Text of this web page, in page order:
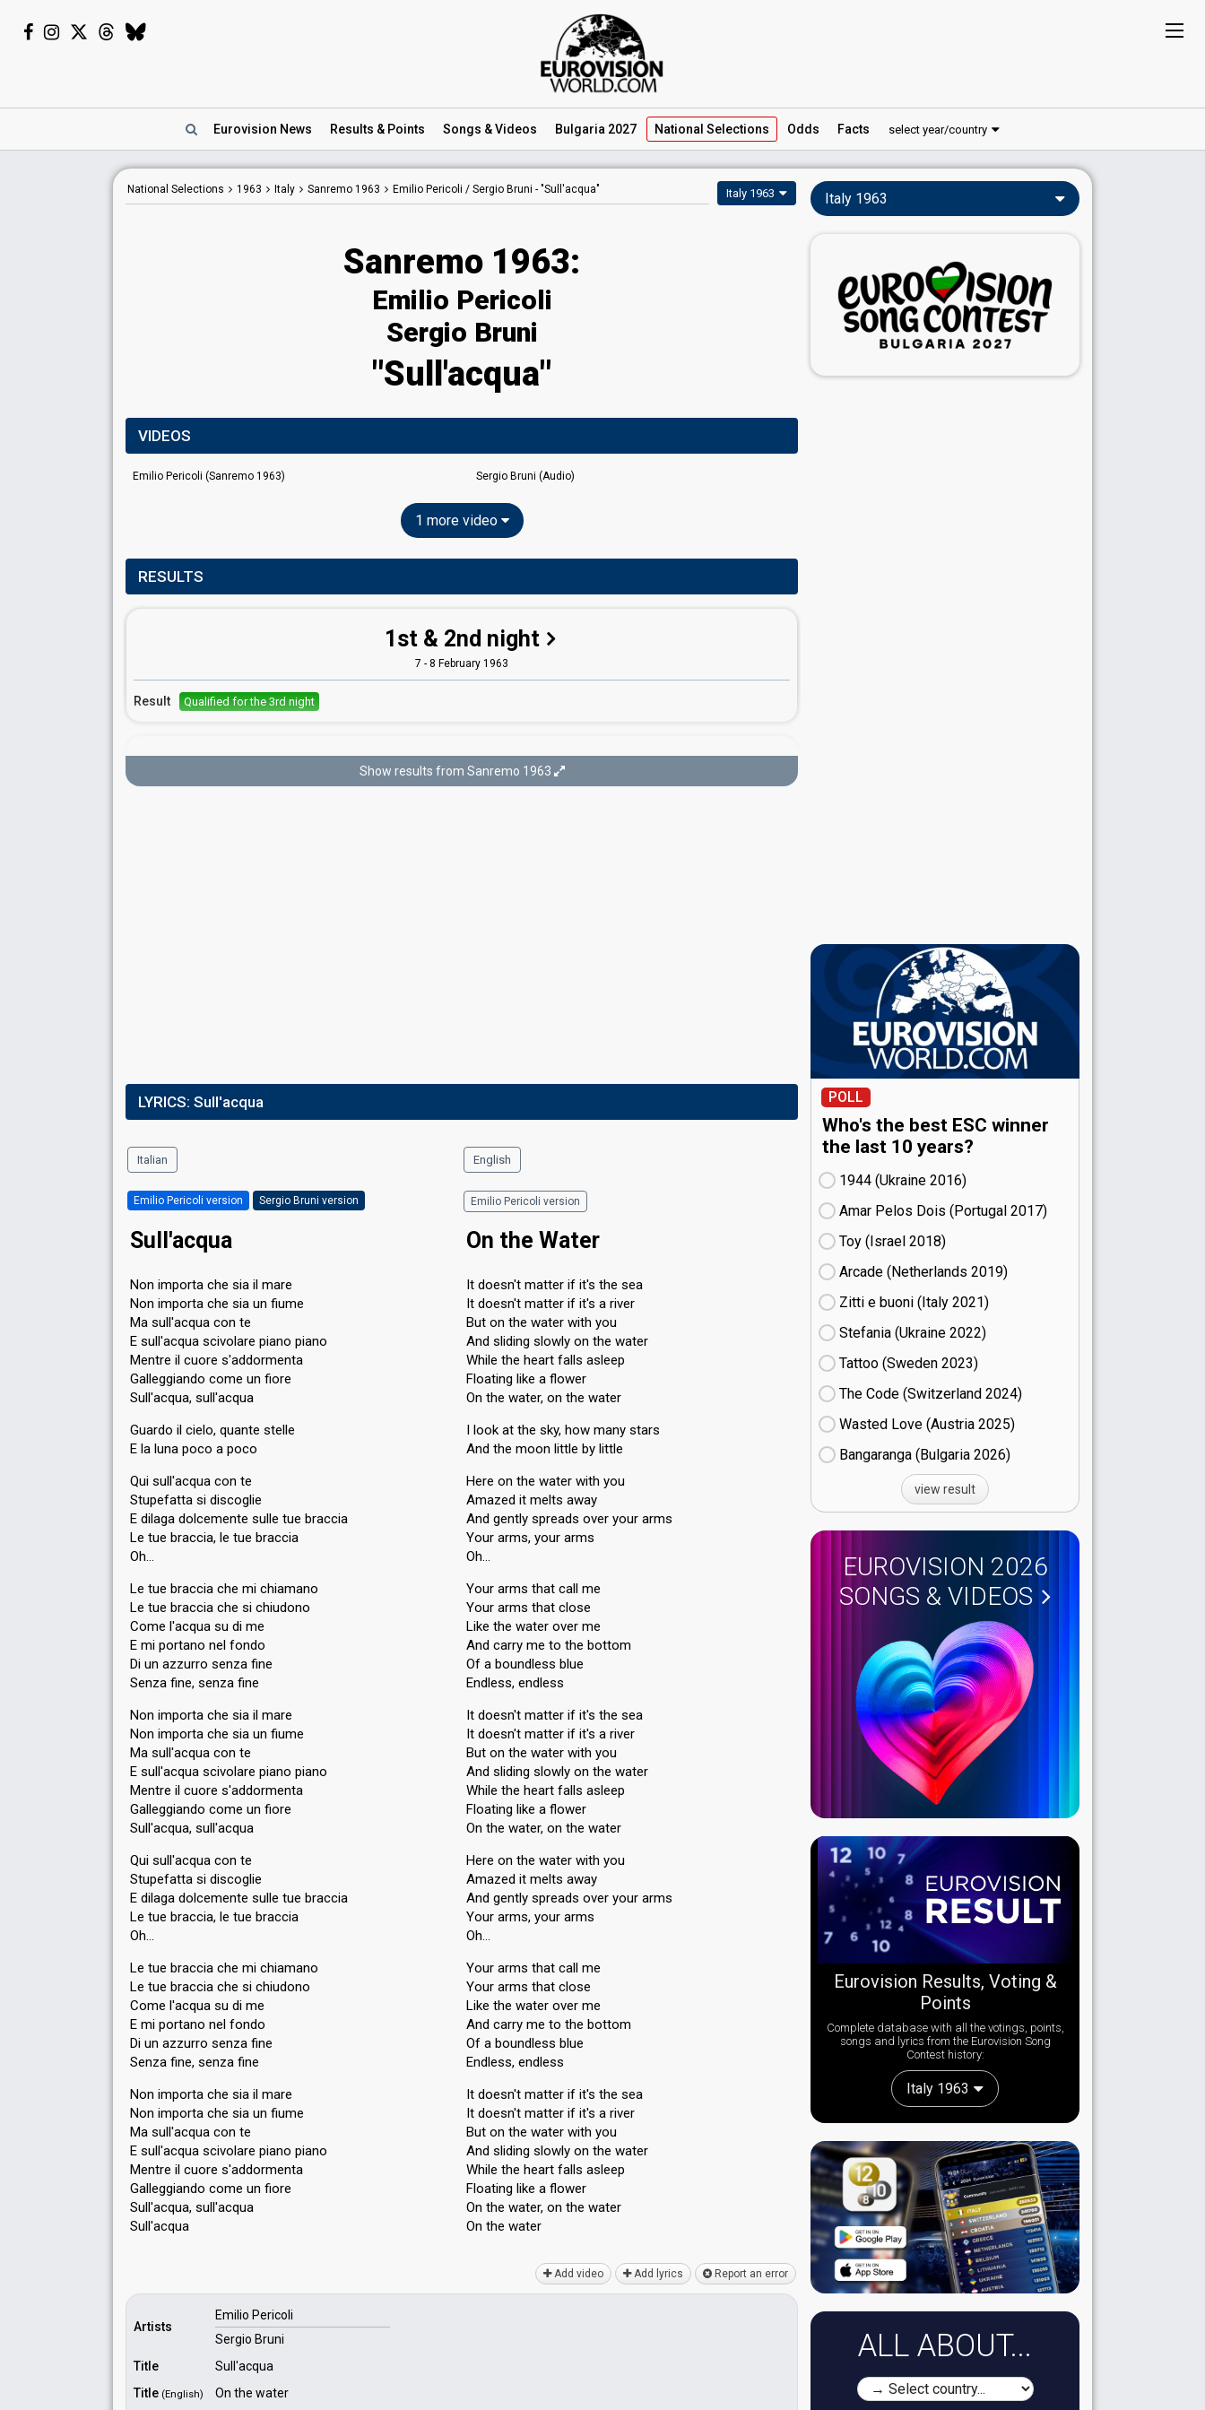
Eurovision News Results & Points Songs & Videos Bulgaria 2027 National Selections Odds Facts select year/country
National Selections 1963 Italy Sanremo 1963 Emilio Pericoli / Sergio Bruni - "Sull'acqua" Italy 1963
Sanremo 1963:
Emilio Pericoli
Sergio Bruni
"Sull'acqua"
VIDEOS
Emilio Pericoli (Sanremo 1963) Sergio Bruni (Audio)
1 more video
RESULTS
1st & 2nd night
7 - 8 February 1963
Result Qualified for the 3rd night
3rd night
Show results from Sanremo 1963
LYRICS: Sull'acqua
Italian
Emilio Pericoli version Sergio Bruni version
English
Emilio Pericoli version
Sull'acqua
Non importa che sia il mare
Non importa che sia un fiume
Ma sull'acqua con te
E sull'acqua scivolare piano piano
Mentre il cuore s'addormenta
Galleggiando come un fiore
Sull'acqua, sull'acqua
Guardo il cielo, quante stelle
E la luna poco a poco
Qui sull'acqua con te
Stupefatta si discoglie
E dilaga dolcemente sulle tue braccia
Le tue braccia, le tue braccia
Oh…
Le tue braccia che mi chiamano
Le tue braccia che si chiudono
Come l'acqua su di me
E mi portano nel fondo
Di un azzurro senza fine
Senza fine, senza fine
Non importa che sia il mare
Non importa che sia un fiume
Ma sull'acqua con te
E sull'acqua scivolare piano piano
Mentre il cuore s'addormenta
Galleggiando come un fiore
Sull'acqua, sull'acqua
Qui sull'acqua con te
Stupefatta si discoglie
E dilaga dolcemente sulle tue braccia
Le tue braccia, le tue braccia
Oh…
Le tue braccia che mi chiamano
Le tue braccia che si chiudono
Come l'acqua su di me
E mi portano nel fondo
Di un azzurro senza fine
Senza fine, senza fine
Non importa che sia il mare
Non importa che sia un fiume
Ma sull'acqua con te
E sull'acqua scivolare piano piano
Mentre il cuore s'addormenta
Galleggiando come un fiore
Sull'acqua, ѕull'acqua
Sull'acquа
On the Water
It doesn't matter if it's the sea
It doesn't matter if it's a river
But on the water with you
And sliding slowly on the water
While the heart falls asleep
Floating like a flower
On the water, on the water
I look at the sky, how many stars
And the moon little by little
Here on the water with you
Amazed it melts away
And gently spreads over your arms
Your arms, your arms
Oh…
Your arms that call me
Your arms that close
Like the water over me
And carry me to the bottom
Of a boundless blue
Endless, endless
It doesn't matter if it's the sea
It doesn't matter if it's a river
But on the water with you
And sliding slowly on the water
While the heart falls asleep
Floating like a flower
On the water, on the water
Here on the water with you
Amazed it melts away
And gently spreads over your arms
Your arms, your arms
Oh…
Your arms that call me
Your arms that close
Like the water over me
And carry me to the bottom
Of a boundless blue
Endless, endless
It doesn't matter if it's the sea
It doesn't matter if it's a river
But on the water with you
And sliding slowly on the water
While the heart falls aѕleep
Floating like a flower
On the water, on the water
On the wаter
Add video Add lyrics Report an error
Artists
Emilio Pericoli
Sergio Bruni
Title
Sull'acqua
Title (English) On the water
Italy 1963
POLL
Who's the best ESC winner
the last 10 years?
1944 (Ukraine
16)
Amar Pelos Dois (Portugal
17)
Toy (Israel
18)
Arcade (Netherlands
19)
Zitti e buoni​ (Italy
21)
Stefania (Ukraine
22)
Tattoo (Sweden
23)
The Code (Switzerland
24)
Wasted Love (Austria
25)
Bangaranga (Bulgaria
26)
view result
EUROVISION 2026
SONGS & VIDEOS
Eurovision Results, Voting &
Points
Complete database with all the votings, points,
songs and lyrics from the Eurovision Song
Contest history:
Italy 1963
ALL ABOUT...